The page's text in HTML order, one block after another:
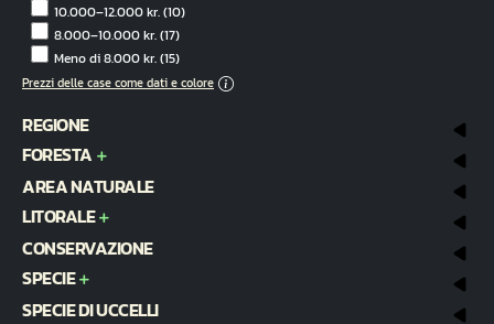
10.000–12.000 kr.(10)
8.000–10.000 kr.(17)
Meno di 8.000 kr.(15)
Prezzi delle case come dati e colore
REGIONE
FORESTA
AREA NATURALE
LITORALE
CONSERVAZIONE
SPECIE
SPECIE DI UCCELLI